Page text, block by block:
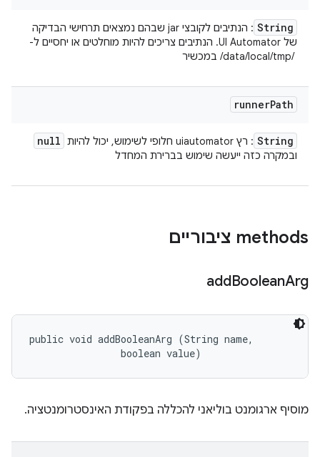
String
: הנתיבים לקובצי jar שבהם נמצאים תרחישי הבדיקה
/data/local/tmp/ ‎ במכשיר
runnerPath
String : רץ uiautomator חלופי לשימוש, יכול להיות null
ובמקרה כזה ייעשה שימוש בברירת המחדל
‫methods ציבוריים
addBooleanArg
public void addBooleanArg (String name,
                boolean value)
מוסיף ארגומנט בוליאני להכללה בפקודת האינסטרומנטציה.